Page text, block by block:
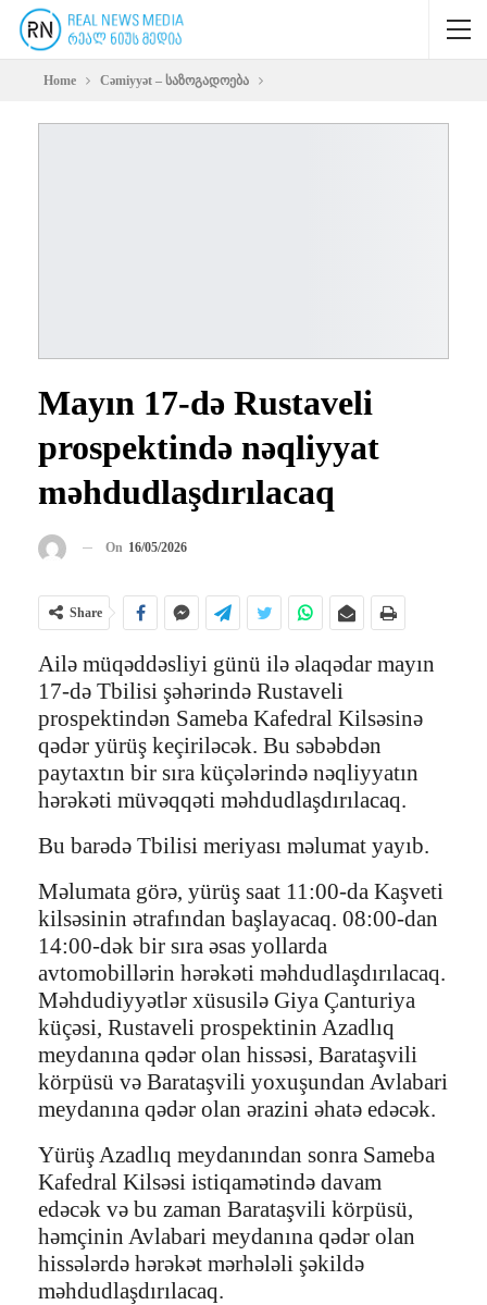
Home Cəmiyyət – საზოგადოება
Mayın 17-də Rustaveli
prospektində nəqliyyat
məhdudlaşdırılacaq
On 16/05/2026
Share
Ailə müqəddəsliyi günü ilə əlaqədar mayın
17-də Tbilisi şəhərində Rustaveli
prospektindən Sameba Kafedral Kilsəsinə
qədər yürüş keçiriləcək. Bu səbəbdən
paytaxtın bir sıra küçələrində nəqliyyatın
hərəkəti müvəqqəti məhdudlaşdırılacaq.
Bu barədə Tbilisi meriyası məlumat yayıb.
Məlumata görə, yürüş saat 11:00-da Kaşveti
kilsəsinin ətrafından başlayacaq. 08:00-dan
14:00-dək bir sıra əsas yollarda
avtomobillərin hərəkəti məhdudlaşdırılacaq.
Məhdudiyyətlər xüsusilə Giya Çanturiya
küçəsi, Rustaveli prospektinin Azadlıq
meydanına qədər olan hissəsi, Barataşvili
körpüsü və Barataşvili yoxuşundan Avlabari
meydanına qədər olan ərazini əhatə edəcək.
Yürüş Azadlıq meydanından sonra Sameba
Kafedral Kilsəsi istiqamətində davam
edəcək və bu zaman Barataşvili körpüsü,
həmçinin Avlabari meydanına qədər olan
hissələrdə hərəkət mərhələli şəkildə
məhdudlaşdırılacaq.